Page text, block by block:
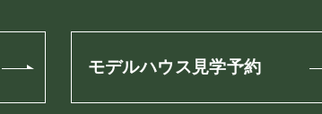
モデルハウス見学予約